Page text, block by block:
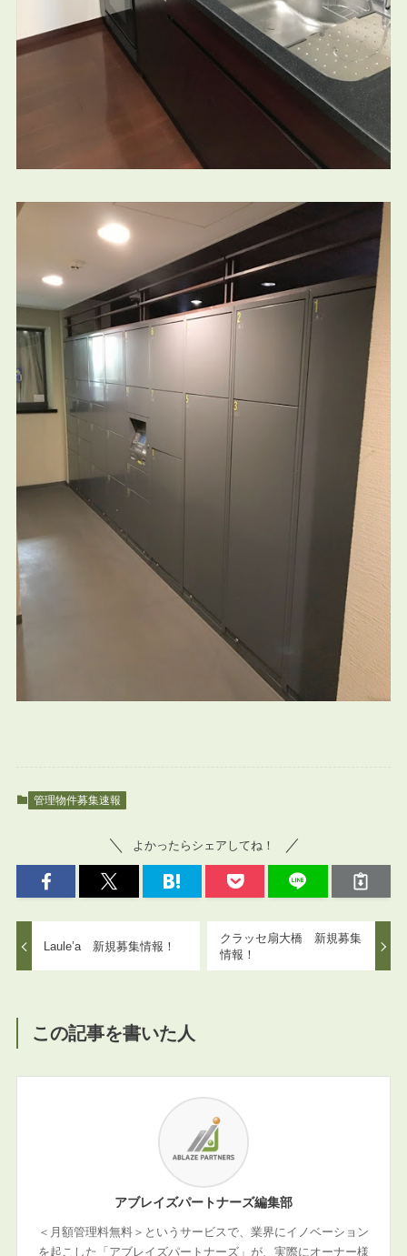
管理物件募集速報
よかったらシェアしてね！
Laule’a 新規募集情報！
クラッセ扇大橋 新規募集
情報！
この記事を書いた人
アブレイズパートナーズ編集部
＜月額管理料無料＞というサービスで、業界にイノベーション
を起こした「アブレイズパートナーズ」が、実際にオーナー様